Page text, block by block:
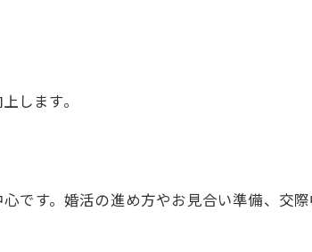
します。
です。婚活の進め方やお見合い準備、交